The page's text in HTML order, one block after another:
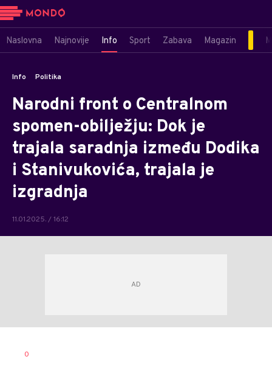
Naslovna Najnovije Info Sport Zabava Magazin
Info Politika
Narodni front o Centralnom
spomen-obilježju: Dok je
trajala saradnja između Dodika
i Stanivukovića, trajala je
izgradnja
11.01.2025. / 16:12
AUTOR
0